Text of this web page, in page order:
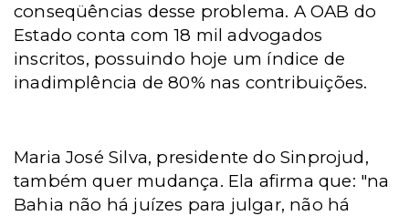
conseqüências desse problema. A OAB do
Estado conta com 18 mil advogados
inscritos, possuindo hoje um índice de
inadimplência de 80% nas contribuições.
Maria José Silva, presidente do Sinprojud,
também quer mudança. Ela afirma que: "na
Bahia não há juízes para julgar, não há